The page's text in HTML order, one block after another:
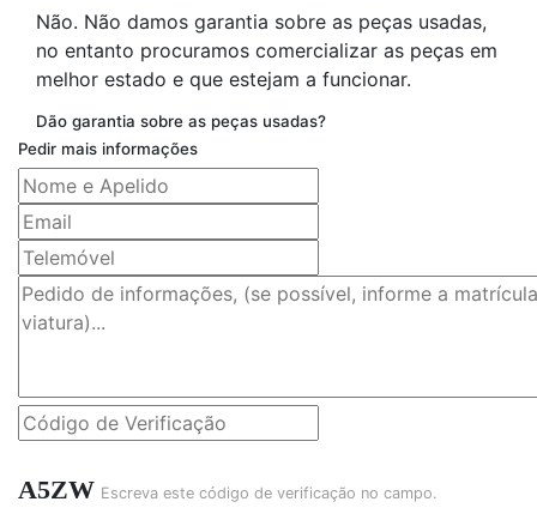
Não. Não damos garantia sobre as peças usadas,
no entanto procuramos comercializar as peças em
melhor estado e que estejam a funcionar.
Dão garantia sobre as peças usadas?
Pedir mais informações
A5ZW Escreva este código de verificação no campo.